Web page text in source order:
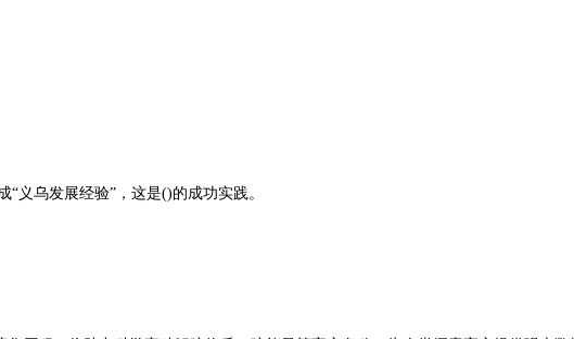
乌发展经验”，这是()的成功实践。